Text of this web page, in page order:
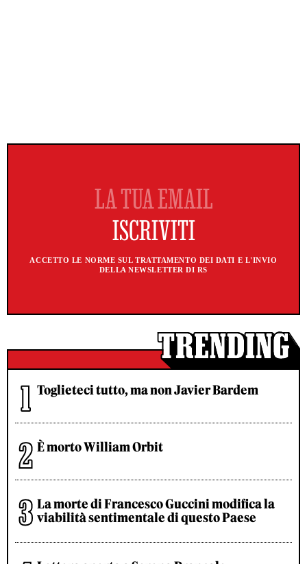
ACCETTO LE NORME SUL TRATTAMENTO DEI DATI E L'INVIO
DELLA NEWSLETTER DI RS
Toglieteci tutto, ma non Javier Bardem
È morto William Orbit
La morte di Francesco Guccini modifica la
viabilità sentimentale di questo Paese